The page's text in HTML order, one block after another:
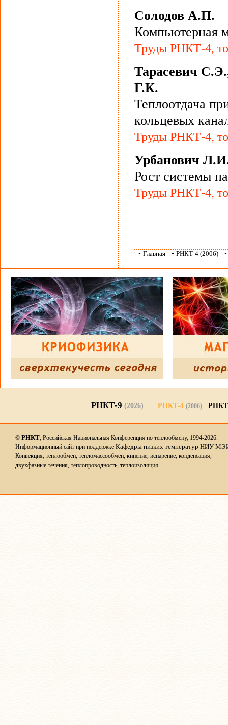
Солодов А.П.
Компьютерная
Труды РНКТ-4,
Тарасевич
Г.К.
Теплоотдача
кольцевых
Труды РНКТ-4,
Урбанович
Рост системы
Труды РНКТ-4,
• Главная • РНКТ-4 (2006)
РНКТ-9 (2026) РНКТ-4 (2006)
© РНКТ, Российская Национальная Конференция по теплообмену, 1994-2026.
Информационный сайт при поддержке Кафедры низких температур НИУ
Конвекция, теплообмен, тепломассообмен, кипение, испарение, конденсация,
двухфазные течения, теплопроводность, теплоизоляция.